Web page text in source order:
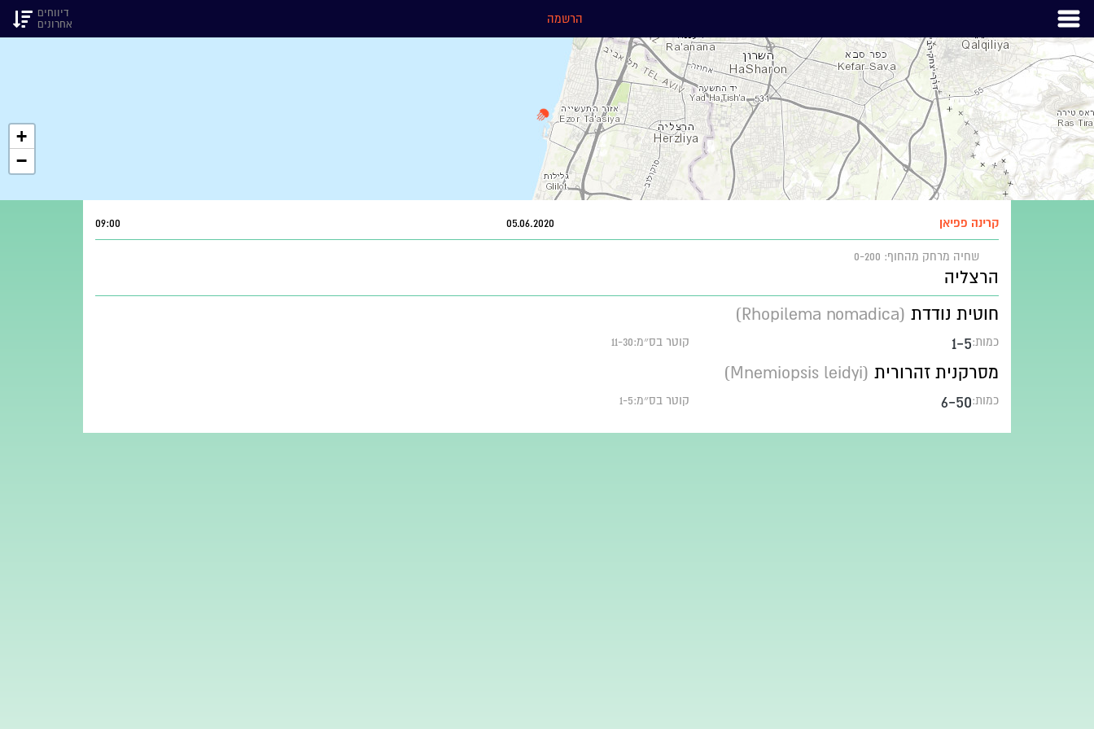
הרשמה
דיווחים
אחרונים
+
−
קרינה פפיאן 05.06.2020
09:00
שחיה מרחק מהחוף: 0-200
הרצליה
חוטית נודדת (Rhopilema nomadica)
כמות:1-5 קוטר בס״מ:11-30
מסרקנית זהרורית (Mnemiopsis leidyi)
כמות:6-50 קוטר בס״מ:1-5